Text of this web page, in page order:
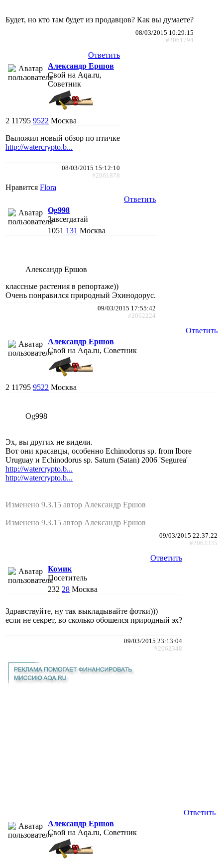
Будет, но кто там будет из продавцов? Как вы думаете?
08/03/2015 10:29:15
#2061794
Ответить
Александр Ершов
Свой на Aqa.ru,
Советник
2 11795 9522 Москва
Выложил новый обзор по птичке
http://watercrypto.b...
08/03/2015 15:12:10
#2061878
Нравится Flora
Ответить
Og998
Завсегдатай
1051 131 Москва
Александр Ершов
классные растения в репортаже))
Очень понравился природный Эхинодорус.
09/03/2015 17:55:42
#2062224
Ответить
Александр Ершов
Свой на Aqa.ru, Советник
2 11795 9522 Москва
Og998
Эх, вы других не видели.
Вот они красавцы, особенно Echinodorus sp. from Ibore
Uruguay и Echinodorus sp. Saturn (Satan) 2006 'Segurea'
http://watercrypto.b...
http://watercrypto.b...
Изменено 9.3.15 автор Александр Ершов
Изменено 9.3.15 автор Александр Ершов
09/03/2015 22:37:22
#2062335
Ответить
Комик
Посетитель
232 28 Москва
Здравствуйте, ну так выкладывайте фотки)))
если не секрет, во сколько обошелся природный эх?
09/03/2015 23:13:04
#2062348
Ответить
Александр Ершов
Свой на Aqa.ru, Советник